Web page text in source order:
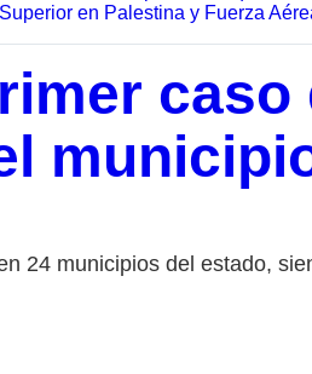
en Palestina y Fuerza
caso
24 municipios del estado,